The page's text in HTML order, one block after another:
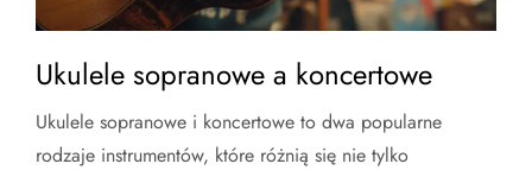
Ukulele sopranowe a koncertowe
Ukulele sopranowe i koncertowe to dwa popularne
rodzaje instrumentów, które różnią się nie tylko